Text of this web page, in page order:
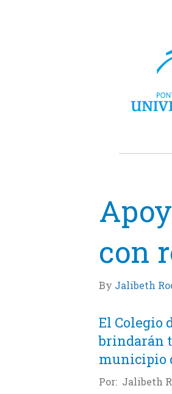
con
By Jalibeth
El Colegio
brindarán
municipio
Por: Jalibeth